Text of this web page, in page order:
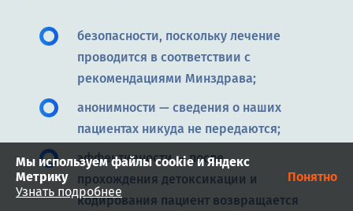
безопасности, поскольку лечение
проводится в соответствии с
рекомендациями Минздрава;
анонимности — сведения о наших
пациентах никуда не передаются;
эффективности — после
прохождения детоксикации и
кодирования пациент возвращается
Мы используем файлы cookie и Яндекс
Метрику
Узнать подробнее
Понятно